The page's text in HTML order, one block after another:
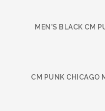
MEN'S BLACK CM
CM PUNK CHICAGO